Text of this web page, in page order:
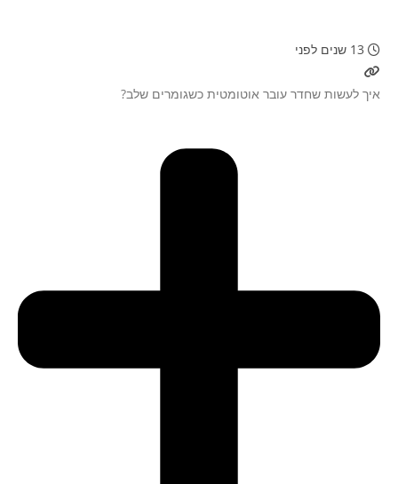
איך לעשות שחדר עובר אוטומטית כשגומרים שלב?